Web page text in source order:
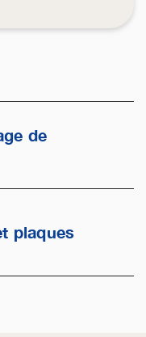
de
plaques